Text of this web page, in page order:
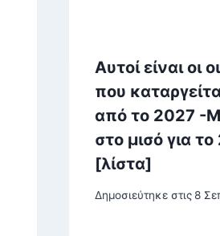
Αυτοί είναι οι
που
από το 2027 -
στο μισό για
[λίστα]
Δημοσιεύτηκε στις 8